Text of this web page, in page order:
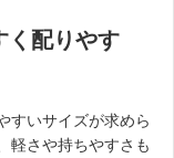
く配りやす
すいサイズが求めら
軽さや持ちやすさも